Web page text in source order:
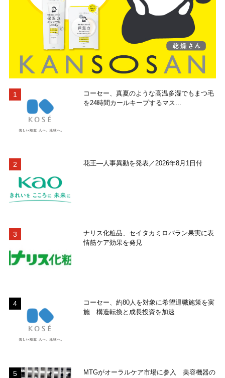
コーセー、真夏のような高温多湿でもまつ毛
を24時間カールキープするマス...
花王―人事異動を発表／2026年8月1日付
ナリス化粧品、セイタカミロバラン果実に表
情筋ケア効果を発見
コーセー、約80人を対象に希望退職施策を実
施 構造転換と成長投資を加速
MTGがオーラルケア市場に参入 美容機器の